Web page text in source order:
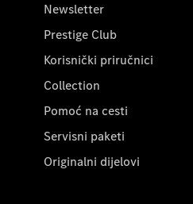
Newsletter
Prestige Club
Korisnički priručnici
Collection
Pomoć na cesti
Servisni paketi
Originalni dijelovi